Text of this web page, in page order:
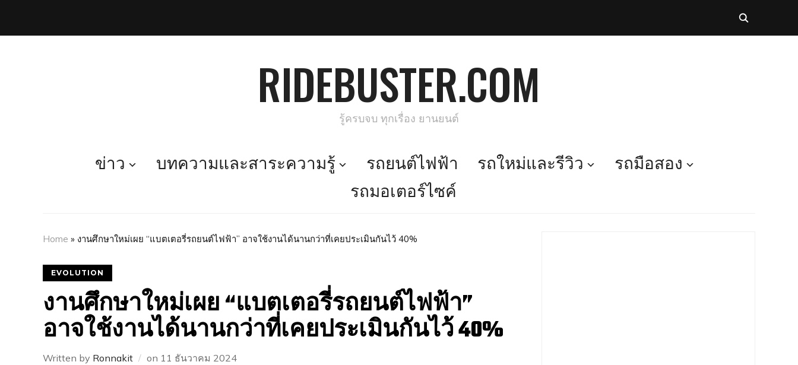
RIDEBUSTER.COM
รู้ครบจบ ทุกเรื่อง ยานยนต์
ข่าว บทความและสาระความรู้ รถยนต์ไฟฟ้า รถใหม่และรีวิว
รถมือสอง
รถมอเตอร์ไซค์
Home » งานศึกษาใหม่เผย “แบตเตอรี่รถยนต์ไฟฟ้า” อาจใช้งานได้นานกว่าที่เคยประเมินกันไว้ 40%
EVOLUTION
งานศึกษาใหม่เผย “แบตเตอรี่รถยนต์ไฟฟ้า”
อาจใช้งานได้นานกว่าที่เคยประเมินกันไว้ 40%
Written by Ronnakit on 11 ธันวาคม 2024